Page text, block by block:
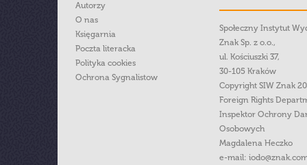
Autorzy
O nas
Księgarnia
Poczta literacka
Polityka cookies
Ochrona Sygnalistow
Społeczny Instytut
Znak Sp. z o.o.,
ul. Kościuszki 37,
30-105 Kraków
Copyright SIW Znak
Foreign Rights
Inspektor Ochrony
Osobowych
Magdalena Heczko
e-mail: